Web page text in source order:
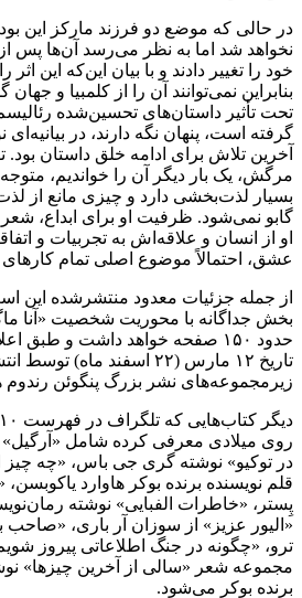
در حالی که موضع دو فرزند مارکز این
نخواهد شد اما به نظر می‌رسد آن‌ها پس
خود را تغییر دادند و با بیان این‌که این
بنابراین نمی‌توانند آن را از کلمبیا و
تحت تأثیر داستان‌های تحسین‌شده
گرفته است، پنهان نگه دارند، در بیانیه‌ای
مرگش، یک بار دیگر آن را خواندیم،
بسیار لذت‌بخشی دارد و چیزی مانع از لذت
گابو نمی‌شود. ظرفیت او برای ابداع،
او از انسان و علاقه‌اش به تجربیات و
عشق، احتمالاً موضوع اصلی تمام
از جمله جزئیات معدود منتشرشده این
بخش جداگانه با محوریت شخصیت «آنا
حدود ۱۵۰ صفحه خواهد داشت و طبق
تاریخ ۱۲ مارس (۲۲ اسفند
زیرمجموعه‌های نشر بزرگ پنگوئن
روی میلادی معرفی کرده شامل «آرگیل»
در توکیو» نوشته گری جی باس، «چه چیز
قلم نویسنده برنده بوکر هاوارد
پِستر، «خاطرات الفبایی» نوشته
«الیور عزیز» از سوزان آر باری، «صاحب
ترو، «چگونه در جنگ اطلاعاتی پیروز
مجموعه شعر «سالی از آخرین چیزها»
برنده بوکر می‌شود.